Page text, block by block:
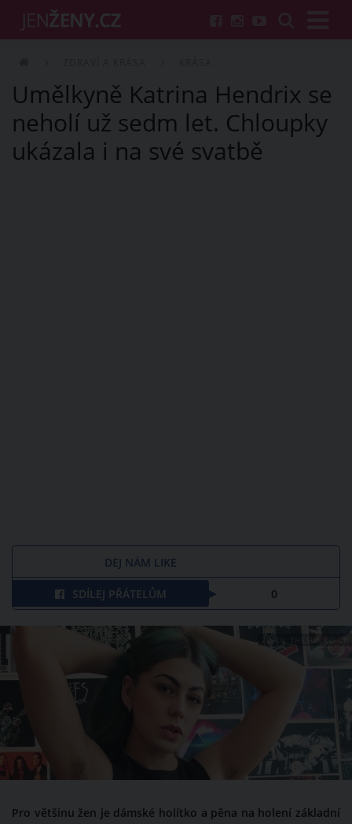
Umělkyně Katrina Hendrix se
neholí už sedm let. Chloupky
ukázala i na své svatbě
DEJ NÁM LIKE
SDÍLEJ PŘÁTELŮM 0
ZDROJ: THESUN.CO.UK
Pro většinu žen je dámské holítko a pěna na holení základní